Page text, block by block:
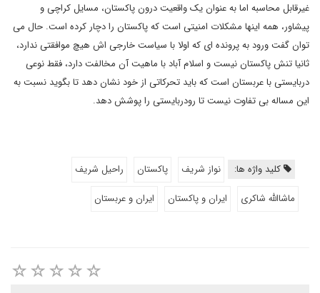
غیرقابل محاسبه اما به عنوان یک واقعیت درون پاکستان، مسایل کراچی و
پیشاور، همه اینها مشکلات امنیتی است که پاکستان را دچار کرده است. حال می
توان گفت ورود به پرونده ای که اولا با سیاست خارجی اش هیچ موافقتی ندارد،
ثانیا تنش پاکستان نیست و اسلام آباد با ماهیت آن مخالفت دارد، فقط نوعی
دربایستی با عربستان است که باید تحرکاتی از خود نشان دهد تا بگوید نسبت به
این مساله بی تفاوت نیست تا رودربایستی را پوشش دهد.
کلید واژه ها: نواز شریف پاکستان
راحیل شریف
ماشاالله شاکری
ایران و پاکستان ایران و عربستان